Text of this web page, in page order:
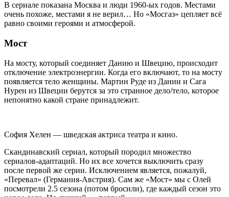
В сериале показана Москва и люди 1960-ых годов. Местами
очень похоже, местами я не верил… Но «Мосгаз» цепляет всё
равно своими героями и атмосферой.
Мост
На мосту, который соединяет Данию и Швецию, происходит
отключение электроэнергии. Когда его включают, то на мосту
появляется тело женщины. Мартин Руде из Дании и Сага
Нурен из Швеции берутся за это странное дело/тело, которое
непонятно какой стране принадлежит.
София Хелен — шведская актриса театра и кино.
Скандинавский сериал, который породил множество
сериалов-адаптаций. Но их все хочется выключить сразу
после первой же серии. Исключением является, пожалуй,
«Перевал» (Германия-Австрия). Сам же «Мост» мы с Олей
посмотрели 2.5 сезона (потом бросили), где каждый сезон это